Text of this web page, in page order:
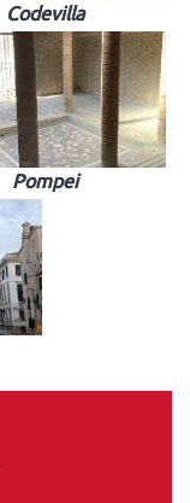
Codevilla
Pompei